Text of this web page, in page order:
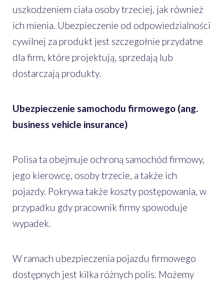
uszkodzeniem ciała osoby trzeciej, jak również
ich mienia. Ubezpieczenie od odpowiedzialności
cywilnej za produkt jest szczegołnie przydatne
dla firm, które projektują, sprzedają lub
dostarczają produkty.
Ubezpieczenie samochodu firmowego (ang.
business vehicle insurance)
Polisa ta obejmuje ochroną samochód firmowy,
jego kierowcę, osoby trzecie, a także ich
pojazdy. Pokrywa także koszty postępowania, w
przypadku gdy pracownik firmy spowoduje
wypadek.
W ramach ubezpieczenia pojazdu firmowego
dostępnych jest kilka różnych polis. Możemy